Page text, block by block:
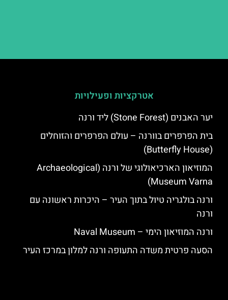
אטרקציות ופעילויות
יער האבנים (Stone Forest) ליד ורנה
בית הפרפרים בוורנה – עולם הפרפרים והזוחלים
(Butterfly House)
המוזיאון הארכיאולוגי של ורנה (Archaeological
Museum Varna)
ורנה בולגריה טיול בתוך העיר – היכרות ראשונה עם
ורנה
ורנה המוזיאון הימי – Naval Museum
הסעה פרטית משדה התעופה ורנה למלון במרכז העיר